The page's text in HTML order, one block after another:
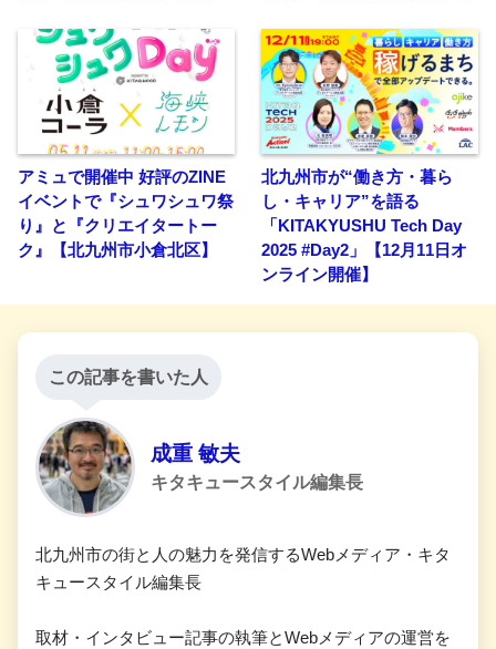
アミュで開催中 好評のZINE
イベントで『シュワシュワ祭
り』と『クリエイタートー
ク』【北九州市小倉北区】
北九州市が“働き方・暮ら
し・キャリア”を語る
「KITAKYUSHU Tech Day
2025 #Day2」【12月11日オ
ンライン開催】
この記事を書いた人
成重 敏夫
キタキュースタイル編集長
北九州市の街と人の魅力を発信するWebメディア・キタ
キュースタイル編集長
取材・インタビュー記事の執筆とWebメディアの運営を